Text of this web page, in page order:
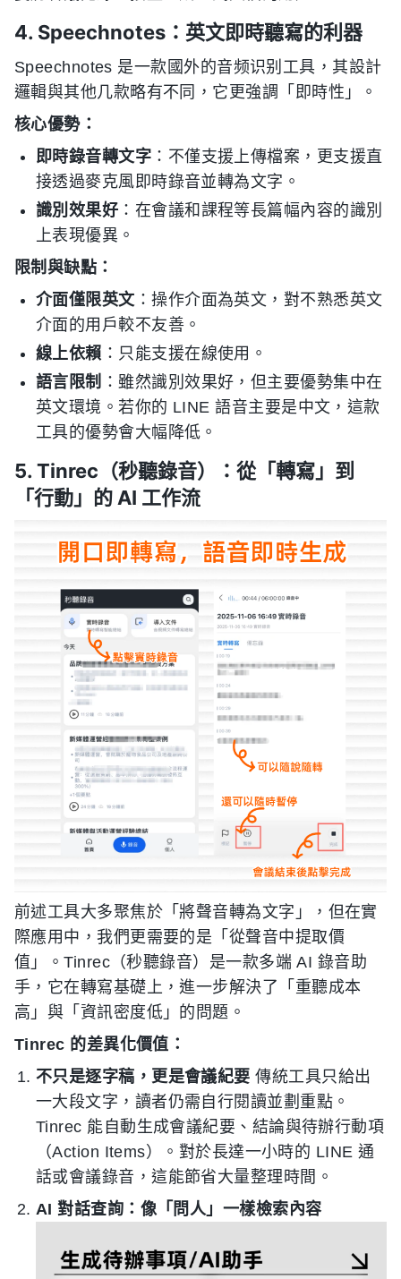
4. Speechnotes：英文即時聽寫的利器
Speechnotes 是一款國外的音频识别工具，其設計
邏輯與其他几款略有不同，它更強調「即時性」。
核心優勢：
即時錄音轉文字 ：不僅支援上傳檔案，更支援直
接透過麥克風即時錄音並轉為文字。
識別效果好 ：在會議和課程等長篇幅內容的識別
上表現優異。
限制與缺點：
介面僅限英文：操作介面為英文，對不熟悉英文
介面的用戶較不友善。
線上依賴 ：只能支援在線使用。
語言限制 ：雖然識別效果好，但主要優勢集中在
英文環境。若你的 LINE 語音主要是中文，這款
工具的優勢會大幅降低。
5. Tinrec（秒聽錄音）：從「轉寫」到
「行動」的 AI 工作流
前述工具大多聚焦於「將聲音轉為文字」，但在實
際應用中，我們更需要的是「從聲音中提取價
值」。Tinrec（秒聽錄音）是一款多端 AI 錄音助
手，它在轉寫基礎上，進一步解決了「重聽成本
高」與「資訊密度低」的問題。
Tinrec 的差異化價值：
不只是逐字稿，更是會議紀要 傳統工具只給出
一大段文字，讀者仍需自行閱讀並劃重點。
Tinrec 能自動生成會議紀要、結論與待辦行動項
（Action Items）。對於長達一小時的 LINE 通
話或會議錄音，這能節省大量整理時間。
AI 對話查詢：像「問人」一樣檢索內容